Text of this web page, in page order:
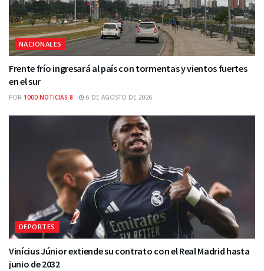
NACIONALES
Frente frío ingresará al país con tormentas y vientos fuertes
en el sur
POR 1000 NOTICIAS 8 6 DE AGOSTO DE 2026
DEPORTES
Vinícius Júnior extiende su contrato con el Real Madrid hasta
junio de 2032